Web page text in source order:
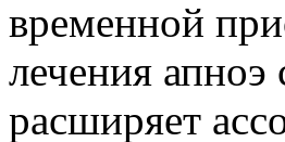
временной
лечения апноэ
расширяет